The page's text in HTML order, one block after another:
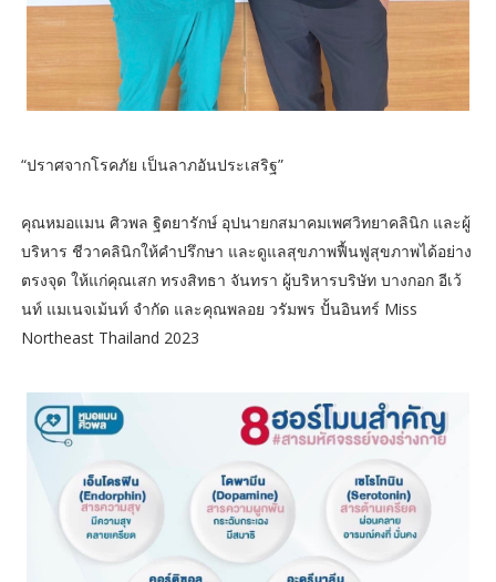
“ปราศจากโรคภัย เป็นลาภอันประเสริฐ”
คุณหมอแมน ศิวพล ฐิตยารักษ์ อุปนายกสมาคมเพศวิทยาคลินิก และผู้
บริหาร ชีวาคลินิกให้คำปรึกษา และดูแลสุขภาพฟื้นฟูสุขภาพได้อย่าง
ตรงจุด ให้แก่คุณเสก ทรงสิทธา จันทรา ผู้บริหารบริษัท บางกอก อีเว้
นท์ แมเนจเม้นท์ จำกัด และคุณพลอย วรัมพร ปั้นอินทร์ Miss
Northeast Thailand 2023